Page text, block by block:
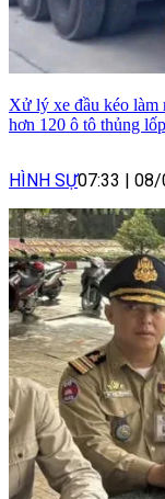
Xử lý xe đầu kéo làm
hơn 120 ô tô thủng lốp
HÌNH SỰ07:33 08/